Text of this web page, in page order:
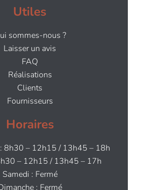
Utiles
sommes-nous ?
Laisser un avis
FAQ
Réalisations
Clients
Fournisseurs
Horaires
8h30 – 12h15 / 13h45 – 18h
– 12h15 / 13h45 – 17h
Samedi : Fermé
: Fermé